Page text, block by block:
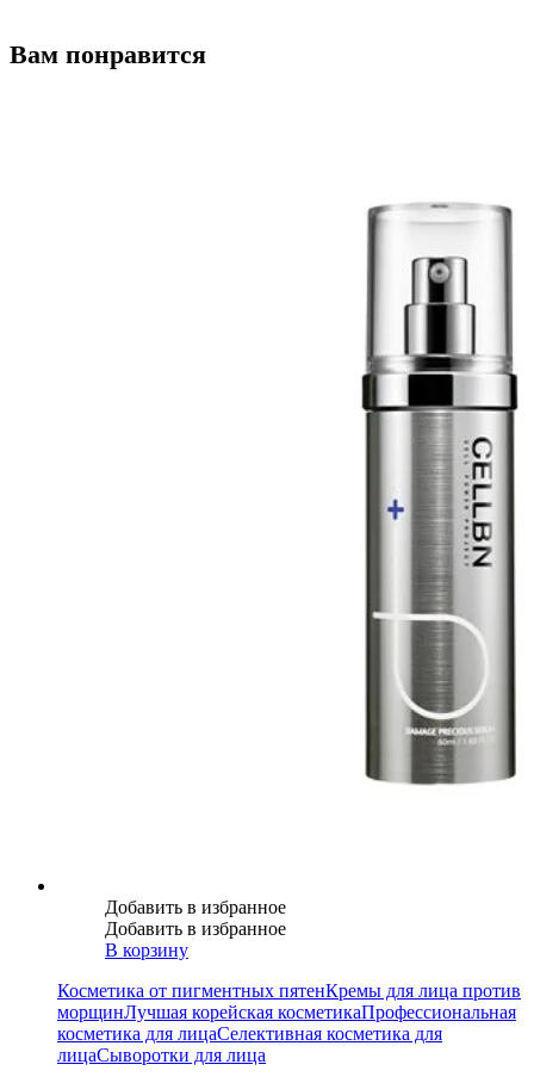
Вам понравится
Добавить в избранное
Добавить в избранное
В корзину
Косметика от пигментных пятенКремы для лица против
морщинЛучшая корейская косметикаПрофессиональная
косметика для лицаСелективная косметика для
лицаСыворотки для лица